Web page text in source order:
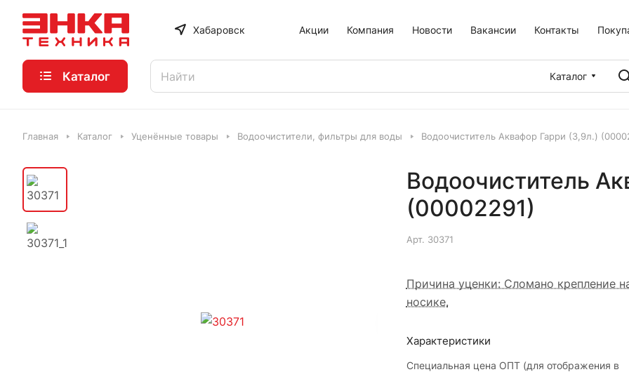
Хабаровск Акции Компания Новости Вакансии Контакты
Каталог
Каталог
Главная Каталог Уценённые товары Водоочистители, фильтры для воды Водоочиститель Аквафор Гарри (3,9л.)
Водоочиститель
(00002291)
Арт. 30371
Причина уценки: Сломано крепление
носике.
Характеристики
Специальная цена ОПТ (для отображения в